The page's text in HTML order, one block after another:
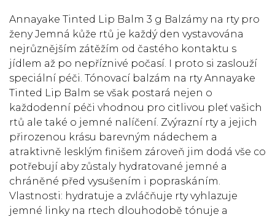
Annayake Tinted Lip Balm 3 g Balzámy na rty pro
ženy Jemná kůže rtů je každý den vystavována
nejrůznějším zátěžím od častého kontaktu s
jídlem až po nepříznivé počasí. I proto si zaslouží
speciální péči. Tónovací balzám na rty Annayake
Tinted Lip Balm se však postará nejen o
každodenní péči vhodnou pro citlivou pleť vašich
rtů ale také o jemné nalíčení. Zvýrazní rty a jejich
přirozenou krásu barevným nádechem a
atraktivně lesklým finišem zároveň jim dodá vše co
potřebují aby zůstaly hydratované jemné a
chráněné před vysušením i popraskáním.
Vlastnosti: hydratuje a zvláčňuje rty vyhlazuje
jemné linky na rtech dlouhodobě tónuje a